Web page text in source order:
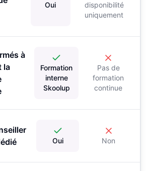
Oui
disponibilité
uniquement
à
la
Formation
interne
Skoolup
Pas de
formation
continue
Oui Non